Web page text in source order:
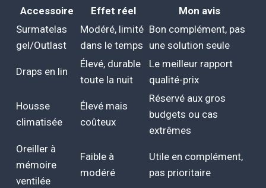
Accessoire Effet réel
Mon avis
Surmatelas
gel/Outlast
Modéré, limité
dans le temps
Bon complément, pas
une solution seule
Draps en lin
Élevé, durable
toute la nuit
Le meilleur rapport
qualité-prix
Housse
climatisée
Élevé mais
coûteux
Réservé aux gros
budgets ou cas
extrêmes
Oreiller à
mémoire
ventilée
Faible à
modéré
Utile en complément,
pas prioritaire